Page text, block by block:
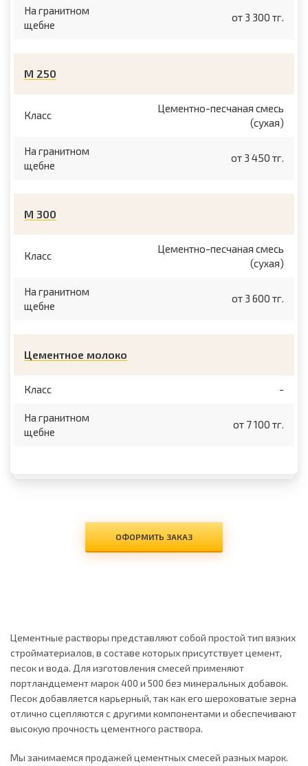
На гранитном
щебне
от 3 300 тг.
М 250
Класс
Цементно-песчаная смесь
(сухая)
На гранитном
щебне
от 3 450 тг.
М 300
Класс
Цементно-песчаная смесь
(сухая)
На гранитном
щебне
от 3 600 тг.
Цементное молоко
Класс -
На гранитном
щебне
от 7 100 тг.
ОФОРМИТЬ ЗАКАЗ
Цементные растворы представляют собой простой тип вязких
стройматериалов, в составе которых присутствует цемент,
песок и вода. Для изготовления смесей применяют
портландцемент марок 400 и 500 без минеральных добавок.
Песок добавляется карьерный, так как его шероховатые зерна
отлично сцепляются с другими компонентами и обеспечивают
высокую прочность цементного раствора.
Мы занимаемся продажей цементных смесей разных марок.